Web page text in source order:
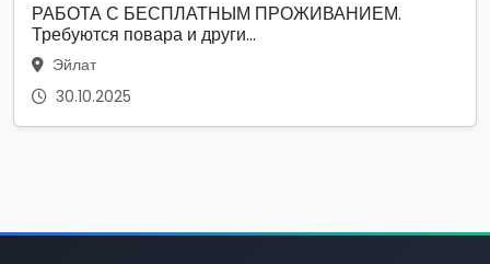
РАБОТА С БЕСПЛАТНЫМ ПРОЖИВАНИЕМ.
Требуются повара и други...
Эйлат
30.10.2025